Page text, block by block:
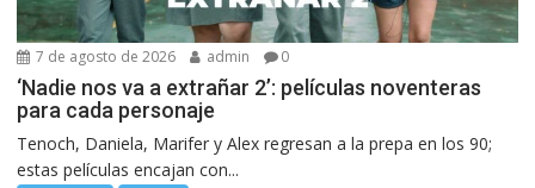
7 de agosto de 2026 admin 0
‘Nadie nos va a extrañar 2’: películas noventeras
para cada personaje
Tenoch, Daniela, Marifer y Alex regresan a la prepa en los 90;
estas películas encajan con...